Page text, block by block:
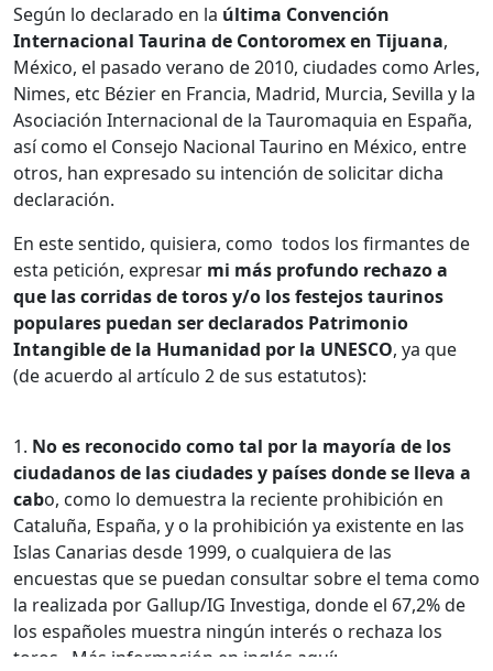
Según lo declarado en la última Convención
Internacional Taurina de Contoromex en Tijuana,
México, el pasado verano de 2010, ciudades como Arles,
Nimes, etc Bézier en Francia, Madrid, Murcia, Sevilla y la
Asociación Internacional de la Tauromaquia en España,
así como el Consejo Nacional Taurino en México, entre
otros, han expresado su intención de solicitar dicha
declaración.
En este sentido, quisiera, como todos los firmantes de
esta petición, expresar mi más profundo rechazo a
que las corridas de toros y/o los festejos taurinos
populares puedan ser declarados Patrimonio
Intangible de la Humanidad por la UNESCO, ya que
(de acuerdo al artículo 2 de sus estatutos):
1. No es reconocido como tal por la mayoría de los
ciudadanos de las ciudades y países donde se lleva a
cabo, como lo demuestra la reciente prohibición en
Cataluña, España, y o la prohibición ya existente en las
Islas Canarias desde 1999, o cualquiera de las
encuestas que se puedan consultar sobre el tema como
la realizada por Gallup/IG Investiga, donde el 67,2% de
los españoles muestra ningún interés o rechaza los
toros. Más información en inglés aquí: